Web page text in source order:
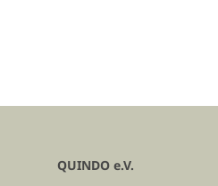
QUINDO e.V.